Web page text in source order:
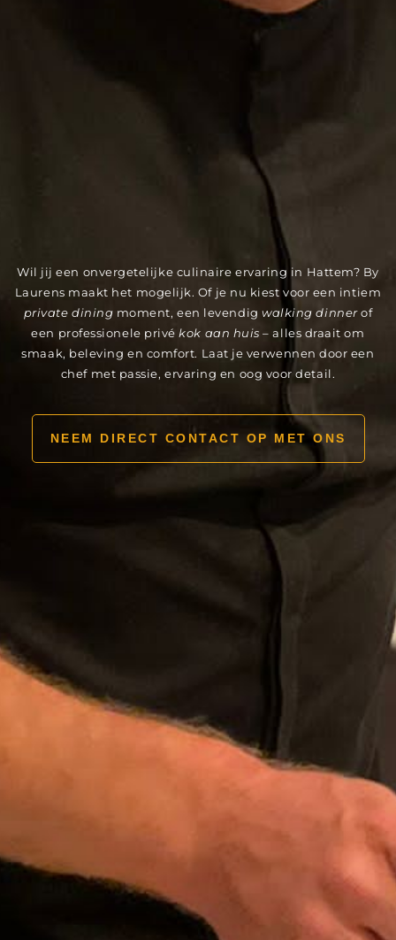
Wil jij een onvergetelijke culinaire ervaring in Hattem? By
Laurens maakt het mogelijk. Of je nu kiest voor een intiem
private dining moment, een levendigwalking dinnerof
een professionele privé kok aan huis – alles draait om
smaak, beleving en comfort. Laat je verwennen door een
chef met passie, ervaring en oog voor detail.
NEEM DIRECT CONTACT OP MET ONS